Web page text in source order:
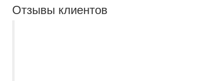
Отзывы клиентов